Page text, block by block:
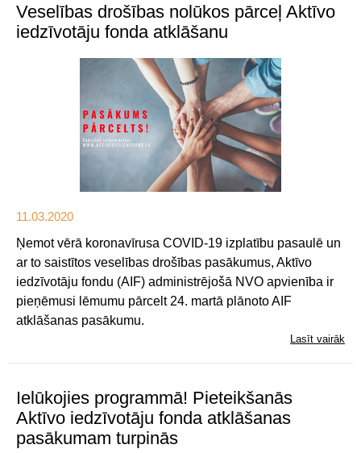
Veselības drošības nolūkos pārceļ Aktīvo
iedzīvotāju fonda atklāšanu
11.03.2020
Ņemot vērā koronavīrusa COVID-19 izplatību pasaulē un
ar to saistītos veselības drošības pasākumus, Aktīvo
iedzīvotāju fondu (AIF) administrējošā NVO apvienība ir
pieņēmusi lēmumu pārcelt 24. martā plānoto AIF
atklāšanas pasākumu.
Lasīt vairāk
Ielūkojies programmā! Pieteikšanās
Aktīvo iedzīvotāju fonda atklāšanas
pasākumam turpinās